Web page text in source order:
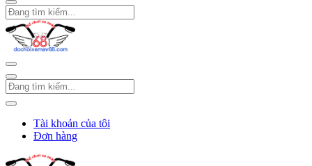
Tài khoản của tôi
Đơn hàng